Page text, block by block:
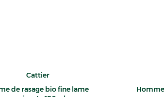
Cattier
de rasage bio fine lame